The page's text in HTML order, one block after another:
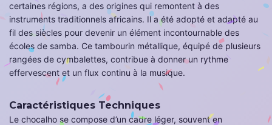
certaines régions, a des origines qui remontent à des
instruments traditionnels africains. Il a été adopté et adapté au
fil des siècles pour devenir un élément incontournable des
écoles de samba. Ce tambourin métallique, équipé de plusieurs
rangées de cymbalettes, contribue à donner un rythme
effervescent et un flux continu à la musique.
Caractéristiques Techniques
Le chocalho se compose d’un cadre léger, souvent en